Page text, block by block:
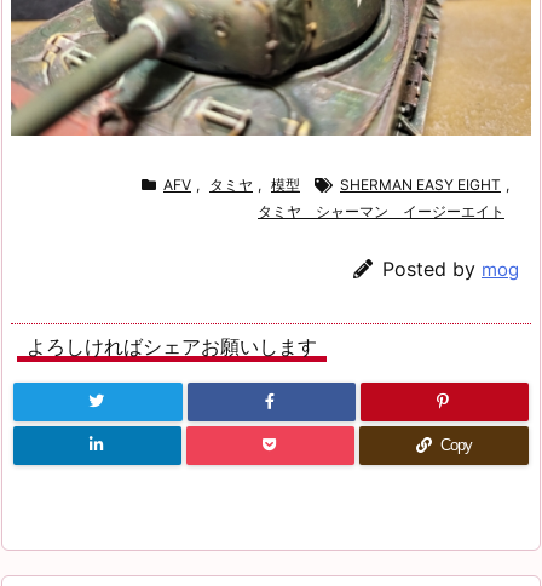
AFV , タミヤ , 模型 SHERMAN EASY EIGHT ,
タミヤ シャーマン イージーエイト
Posted by mog
よろしければシェアお願いします
Copy